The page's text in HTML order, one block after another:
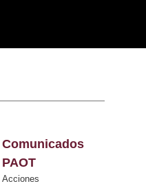
Comunicados
PAOT
Acciones